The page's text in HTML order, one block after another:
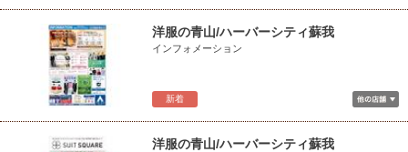
新着
洋服の青山/ハーバーシティ蘇我
インフォメーション
洋服の青山/ハーバーシティ蘇我